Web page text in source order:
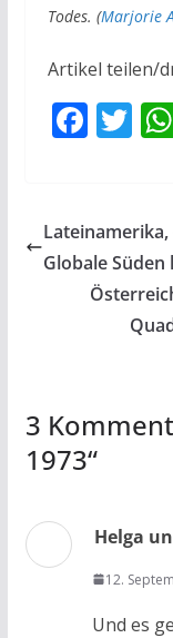
Todes. (Marjorie
Artikel teilen/
F
b
o
o
T
er
Globale
3
1973“
Helga
12.
Und es